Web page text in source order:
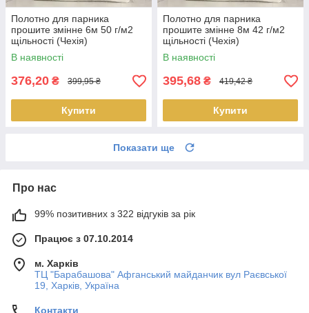
Полотно для парника
прошите змінне 6м 50 г/м2
щільності (Чехія)
В наявності
376,20 ₴ 399,95 ₴
Купити
Полотно для парника
прошите змінне 8м 42 г/м2
щільності (Чехія)
В наявності
395,68 ₴ 419,42 ₴
Купити
Показати ще
Про нас
99% позитивних з 322 відгуків за рік
Працює з 07.10.2014
м. Харків
ТЦ "Барабашова" Афганський майданчик вул Раєвської
19, Харків, Україна
Контакти